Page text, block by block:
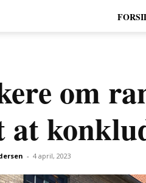
om
- 4 april, 2023